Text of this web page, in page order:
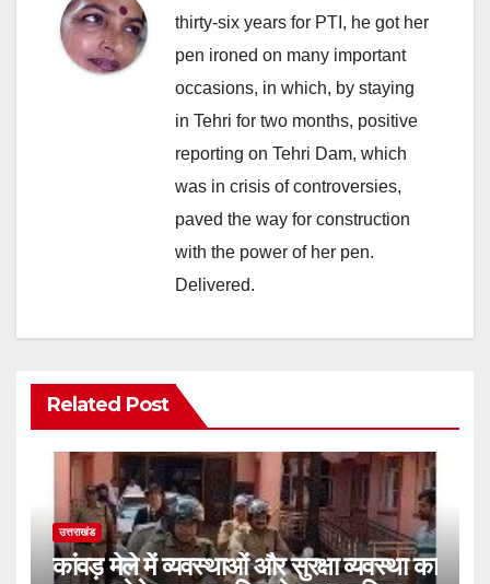
thirty-six years for PTI, he got her
pen ironed on many important
occasions, in which, by staying
in Tehri for two months, positive
reporting on Tehri Dam, which
was in crisis of controversies,
paved the way for construction
with the power of her pen.
Delivered.
Related Post
उत्तराखंड
कांवड़ मेले में व्यवस्थाओं और सुरक्षा व्यवस्था का